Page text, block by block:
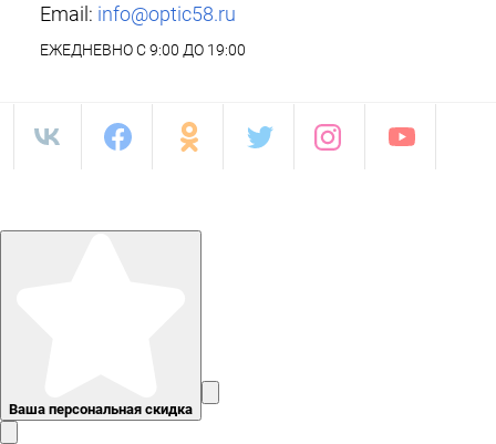
Email: info@optic58.ru
ЕЖЕДНЕВНО С 9:00 ДО 19:00
Ваша персональная скидка